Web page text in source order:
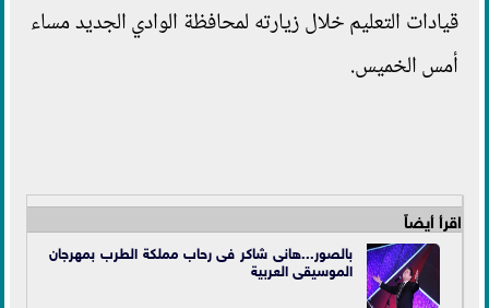
قيادات التعليم خلال زيارته لمحافظة الوادي الجديد مساء
أمس الخميس.
اقرأ أيضاً
بالصور...هانى شاكر فى رحاب مملكة الطرب بمهرجان
الموسيقى العربية